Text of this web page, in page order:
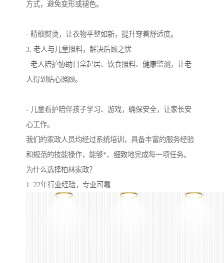
方式，避免变形或褪色。
- 精细熨烫，让衣物平整如新，提升穿着舒适度。
3. 老人与儿童照料，解决后顾之忧
- 老人陪护协助日常起居、饮食照料、健康监测，让老
人得到贴心照顾。
- 儿童看护陪伴孩子学习、游戏，确保安全，让家长安
心工作。
我们的家政人员均经过系统培训，具备丰富的服务经验
和规范的技能操作，能够*、细致地完成每一项任务。
为什么选择柏林家政？
1. 22年行业经验，专业可靠